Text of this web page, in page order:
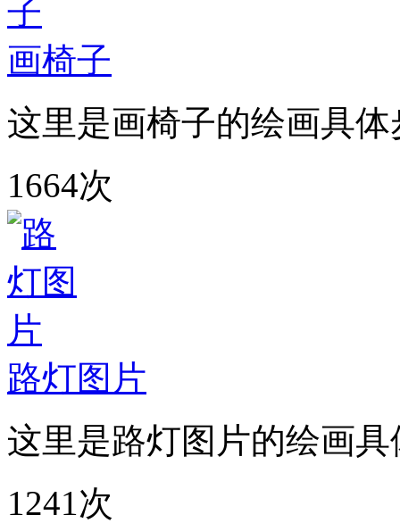
画椅子
这里是画椅子的绘画具
1664次
路灯图片
这里是路灯图片的绘画
1241次